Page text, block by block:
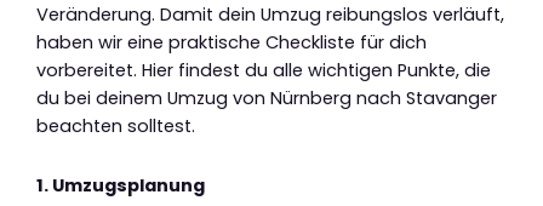
Veränderung. Damit dein Umzug reibungslos verläuft,
haben wir eine praktische Checkliste für dich
vorbereitet. Hier findest du alle wichtigen Punkte, die
du bei deinem Umzug von Nürnberg nach Stavanger
beachten solltest.
1. Umzugsplanung